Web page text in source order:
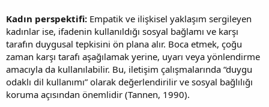
Kadın perspektifi: Empatik ve ilişkisel yaklaşım sergileyen
kadınlar ise, ifadenin kullanıldığı sosyal bağlamı ve karşı
tarafın duygusal tepkisini ön plana alır. Boca etmek, çoğu
zaman karşı tarafı aşağılamak yerine, uyarı veya yönlendirme
amacıyla da kullanılabilir. Bu, iletişim çalışmalarında “duygu
odaklı dil kullanımı” olarak değerlendirilir ve sosyal bağlılığı
koruma açısından önemlidir (Tannen, 1990).